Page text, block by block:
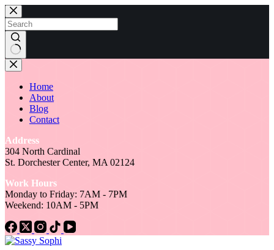
Skip
to
content
No
results
Home
About
Blog
Contact
Address
304 North Cardinal
St. Dorchester Center, MA 02124
Work Hours
Monday to Friday: 7AM - 7PM
Weekend: 10AM - 5PM